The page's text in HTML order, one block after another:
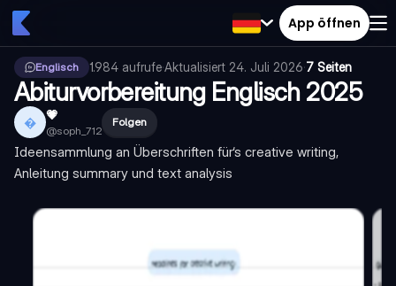
App öffnen
Englisch 1.984 aufrufe·Aktualisiert 24. Juli 2026·7 Seiten
Abiturvorbereitung Englisch 2025
 💗
@soph_712
Folgen
Ideensammlung an Überschriften für‘s creative writing,
Anleitung summary und text analysis